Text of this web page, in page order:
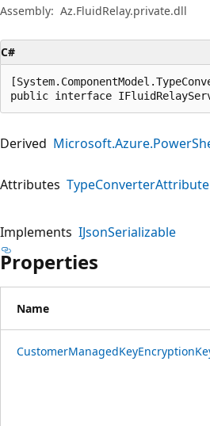
Assembly: Az.FluidRelay.private.dll
C#
public interface
Derived
Attributes TypeConverterAttribute
Implements IJsonSerializable
Properties
Name